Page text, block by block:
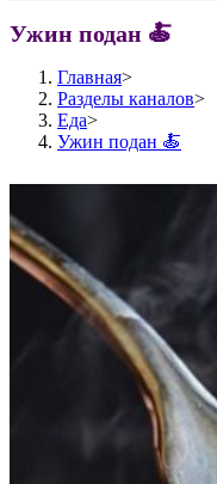
Ужин подан 🍝
Главная>
Разделы каналов>
Еда>
Ужин подан 🍝